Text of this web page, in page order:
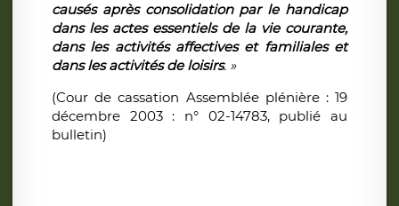
causés après consolidation par le handicap
dans les actes essentiels de la vie courante,
dans les activités affectives et familiales et
dans les activités de loisirs. »
(Cour de cassation Assemblée plénière : 19
décembre 2003 : n° 02-14783, publié au
bulletin)